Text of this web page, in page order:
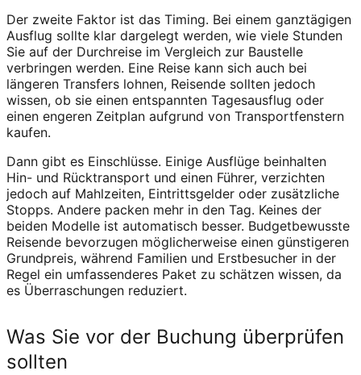
Der zweite Faktor ist das Timing. Bei einem ganztägigen
Ausflug sollte klar dargelegt werden, wie viele Stunden
Sie auf der Durchreise im Vergleich zur Baustelle
verbringen werden. Eine Reise kann sich auch bei
längeren Transfers lohnen, Reisende sollten jedoch
wissen, ob sie einen entspannten Tagesausflug oder
einen engeren Zeitplan aufgrund von Transportfenstern
kaufen.
Dann gibt es Einschlüsse. Einige Ausflüge beinhalten
Hin- und Rücktransport und einen Führer, verzichten
jedoch auf Mahlzeiten, Eintrittsgelder oder zusätzliche
Stopps. Andere packen mehr in den Tag. Keines der
beiden Modelle ist automatisch besser. Budgetbewusste
Reisende bevorzugen möglicherweise einen günstigeren
Grundpreis, während Familien und Erstbesucher in der
Regel ein umfassenderes Paket zu schätzen wissen, da
es Überraschungen reduziert.
Was Sie vor der Buchung überprüfen
sollten